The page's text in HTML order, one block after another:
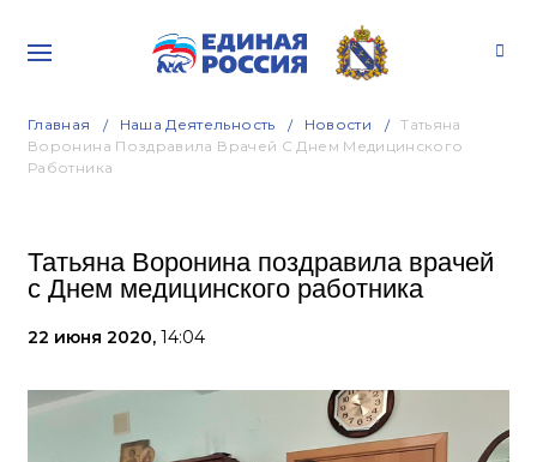
Главная Наша Деятельность Новости
Татьяна
Воронина Поздравила Врачей С Днем Медицинского
Работника
Татьяна Воронина поздравила врачей
с Днем медицинского работника
22 июня 2020, 14:04